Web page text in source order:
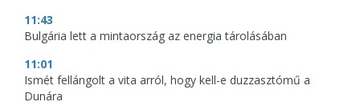
11:43
Bulgária lett a mintaország az energia tárolásában
11:01
Ismét fellángolt a vita arról, hogy kell-e duzzasztómű a
Dunára